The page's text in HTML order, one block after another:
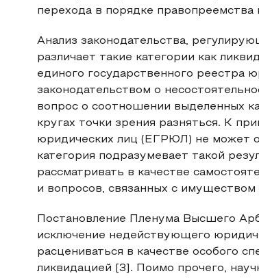
перехода в порядке правопреемства
Анализ законодательства,
различает такие категории как
единого государственного реестра
законодательством о
вопрос о соотношении выделенных
кругах точки зрения разняться. К
юридических лиц (ЕГРЮЛ) не может
категория подразумевает такой
рассматривать в качестве
и вопросов, связанных с
Постановление Пленума Высшего
исключение недействующего
расцениваться в качестве особого
ликвидацией [3]. Поимо прочего,